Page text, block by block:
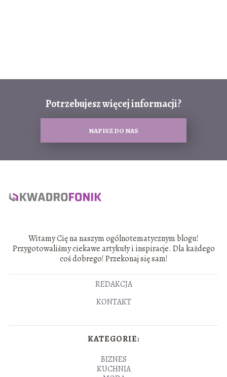
Potrzebujesz więcej informacji?
NAPISZ DO NAS
Witamy Cię na naszym ogólnotematycznym blogu!
Przygotowaliśmy ciekawe artykuły i inspiracje. Dla każdego
coś dobrego! Przekonaj się sam!
REDAKCJA
KONTAKT
KATEGORIE:
BIZNES
KUCHNIA